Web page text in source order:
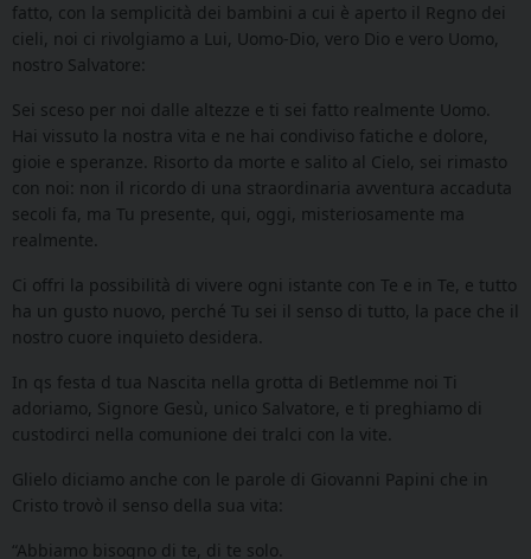
fatto, con la semplicità dei bambini a cui è aperto il Regno dei
cieli, noi ci rivolgiamo a Lui, Uomo-Dio, vero Dio e vero Uomo,
nostro Salvatore:
Sei sceso per noi dalle altezze e ti sei fatto realmente Uomo.
Hai vissuto la nostra vita e ne hai condiviso fatiche e dolore,
gioie e speranze. Risorto da morte e salito al Cielo, sei rimasto
con noi: non il ricordo di una straordinaria avventura accaduta
secoli fa, ma Tu presente, qui, oggi, misteriosamente ma
realmente.
Ci offri la possibilità di vivere ogni istante con Te e in Te, e tutto
ha un gusto nuovo, perché Tu sei il senso di tutto, la pace che il
nostro cuore inquieto desidera.
In qs festa d tua Nascita nella grotta di Betlemme noi Ti
adoriamo, Signore Gesù, unico Salvatore, e ti preghiamo di
custodirci nella comunione dei tralci con la vite.
Glielo diciamo anche con le parole di Giovanni Papini che in
Cristo trovò il senso della sua vita:
“Abbiamo bisogno di te, di te solo.